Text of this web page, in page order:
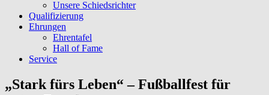
Unsere Schiedsrichter
Qualifizierung
Ehrungen
Ehrentafel
Hall of Fame
Service
„Stark fürs Leben“ – Fußballfest für